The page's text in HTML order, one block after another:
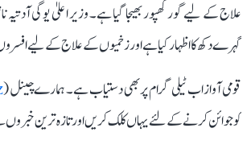
علاج کے لیے گورکھپور بھیجا گیا ہے۔ وزیر اعلیٰ یوگی
گہرے دکھ کا اظہار کیا ہے اور زخمیوں کے علاج کے لیے
قومی آواز اب ٹیلی گرام پر بھی دستیاب ہے۔ ہمارے چینل (
کو جوائن کرنے کے لئے یہاں کلک کریں اور تازہ ترین